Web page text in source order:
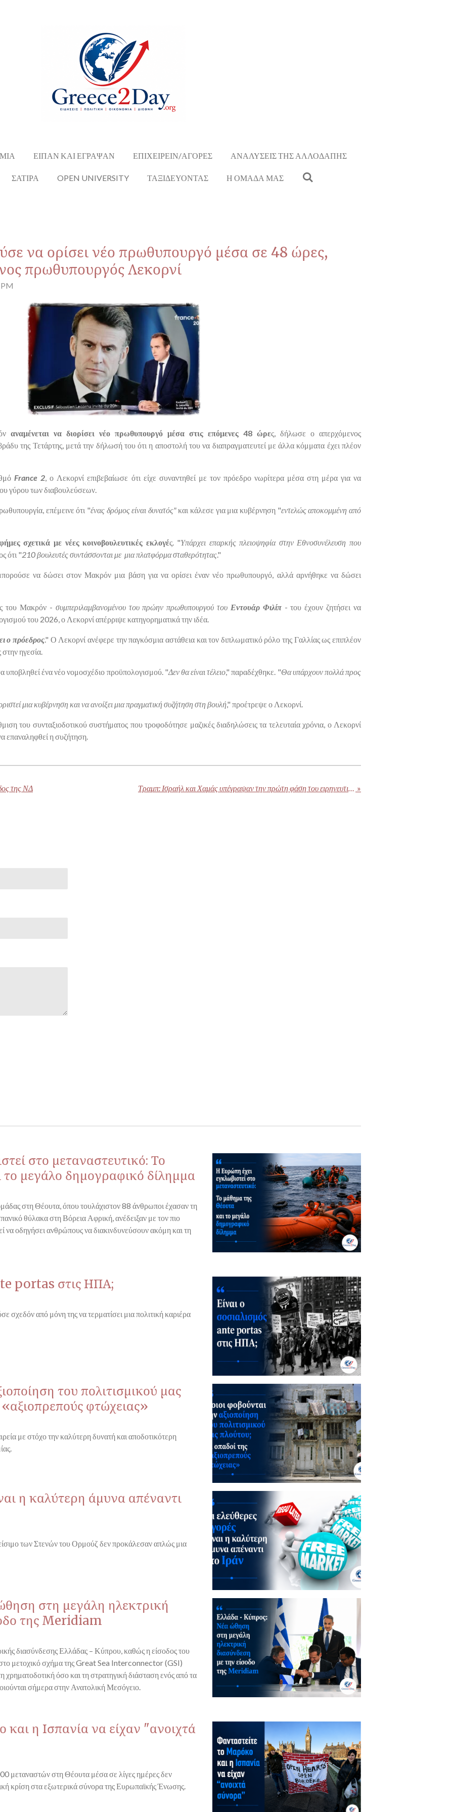
ΕΙΠΑΝ ΚΑΙ ΕΓΡΑΨΑΝ ΕΠΙΧΕΙΡΕΙΝ/ΑΓΟΡΕΣ ΑΝΑΛΥΣΕΙΣ ΤΗΣ ΑΛΛΟΔΑΠΗΣ
ΣΑΤΙΡΑ OPEN UNIVERSITY ΤΑΞΙΔΕΥΟΝΤΑΣ Η ΟΜΑΔΑ ΜΑΣ
να ορίσει νέο πρωθυπουργό μέσα σε 48 ώρες,
πρωθυπουργός Λεκορνί
αναμένεται να διορίσει νέο πρωθυπουργό μέσα στις επόμενες 48 ώρες, δήλωσε ο απερχόμενος
της Τετάρτης, μετά την δήλωσή του ότι η αποστολή του να διαπραγματευτεί με άλλα κόμματα έχει πλέον
France 2, ο Λεκορνί επιβεβαίωσε ότι είχε συναντηθεί με τον πρόεδρο νωρίτερα μέσα στη μέρα για να
γύρου των διαβουλεύσεων.
επέμεινε ότι "ένας δρόμος είναι δυνατός"και κάλεσε για μια κυβέρνηση "εντελώς αποκομμένη από
σχετικά με νέες κοινοβουλευτικές εκλογές. "Υπάρχει επαρκής πλειοψηφία στην Εθνοσυνέλευση που
ότι "210 βουλευτές συντάσσονται με μια πλατφόρμα σταθερότητας."
να δώσει στον Μακρόν μια βάση για να ορίσει έναν νέο πρωθυπουργό, αλλά αρνήθηκε να δώσει
του Μακρόν - συμπεριλαμβανομένου του πρώην πρωθυπουργού του Εντουάρ Φιλίπ- του έχουν ζητήσει να
του 2026, ο Λεκορνί απέρριψε κατηγορηματικά την ιδέα.
ο πρόεδρος." Ο Λεκορνί ανέφερε την παγκόσμια αστάθεια και τον διπλωματικό ρόλο της Γαλλίας ως επιπλέον
στην ηγεσία.
υποβληθεί ένα νέο νομοσχέδιο προϋπολογισμού. "Δεν θα είναι τέλειο," παραδέχθηκε. "Θα υπάρχουν πολλά προς
μια κυβέρνηση και να ανοίξει μια πραγματική συζήτηση στη βουλή," προέτρεψε ο Λεκορνί.
του συνταξιοδοτικού συστήματος που τροφοδότησε μαζικές διαδηλώσεις τα τελευταία χρόνια, ο Λεκορνί
επαναληφθεί η συζήτηση.
της ΝΔ Τραμπ: Ισραήλ και Χαμάς υπέγραψαν την πρώτη φάση του ειρηνευτικού σχεδίου για τη Γάζα »
στο μεταναστευτικό: Το
μεγάλο δημογραφικό δίλημμα
στη Θέουτα, όπου τουλάχιστον 88 άνθρωποι έχασαν τη
θύλακα στη Βόρεια Αφρική, ανέδειξαν με τον πιο
οδηγήσει ανθρώπους να διακινδυνεύσουν ακόμη και τη
portas στις ΗΠΑ;
σχεδόν από μόνη της να τερματίσει μια πολιτική καριέρα
του πολιτισμικού μας
φτώχειας»
με στόχο την καλύτερη δυνατή και αποδοτικότερη
η καλύτερη άμυνα απέναντι
των Στενών του Ορμούζ δεν προκάλεσαν απλώς μια
στη μεγάλη ηλεκτρική
της Meridiam
διασύνδεσης Ελλάδας – Κύπρου, καθώς η είσοδος του
μετοχικό σχήμα της Great Sea Interconnector (GSI)
χρηματοδοτική όσο και τη στρατηγική διάσταση ενός από τα
σήμερα στην Ανατολική Μεσόγειο.
η Ισπανία να είχαν "ανοιχτά
μεταναστών στη Θέουτα μέσα σε λίγες ημέρες δεν
κρίση στα εξωτερικά σύνορα της Ευρωπαϊκής Ένωσης.